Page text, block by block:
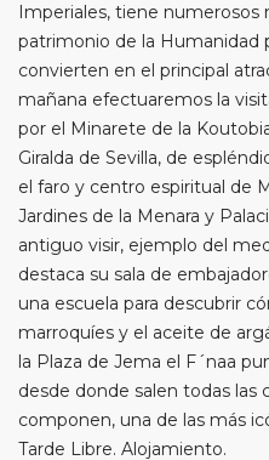
Imperiales, tiene
patrimonio de la Humanidad
convierten en el principal
mañana efectuaremos la
por el Minarete de la
Giralda de Sevilla, de
el faro y centro espiritual de
Jardines de la Menara y
antiguo visir, ejemplo del
destaca su sala de
una escuela para descubrir
marroquíes y el aceite de
la Plaza de Jema el F´naa
desde donde salen todas las
componen, una de las más
Tarde Libre. Alojamiento.